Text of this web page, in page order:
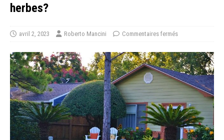
herbes?
avril 2, 2023 Roberto Mancini Commentaires fermés